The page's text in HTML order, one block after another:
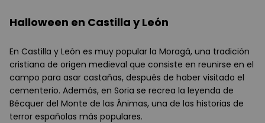
Halloween en Castilla y León
En Castilla y León es muy popular la Moragá, una tradición
cristiana de origen medieval que consiste en reunirse en el
campo para asar castañas, después de haber visitado el
cementerio. Además, en Soria se recrea la leyenda de
Bécquer del Monte de las Ánimas, una de las historias de
terror españolas más populares.